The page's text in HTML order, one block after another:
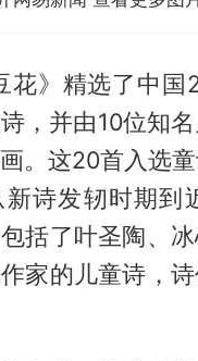
花》精选了中
，并由10位知
。这20首入选
新诗发轫时期到
括了叶圣陶、冰
家的儿童诗，